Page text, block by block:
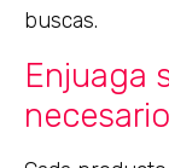
buscas.
Enjuaga
necesario